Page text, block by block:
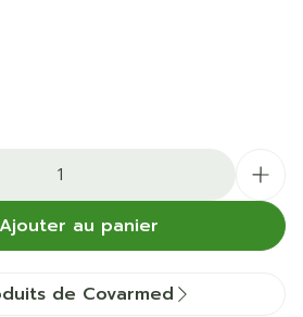
Ajouter au panier
de Covarmed